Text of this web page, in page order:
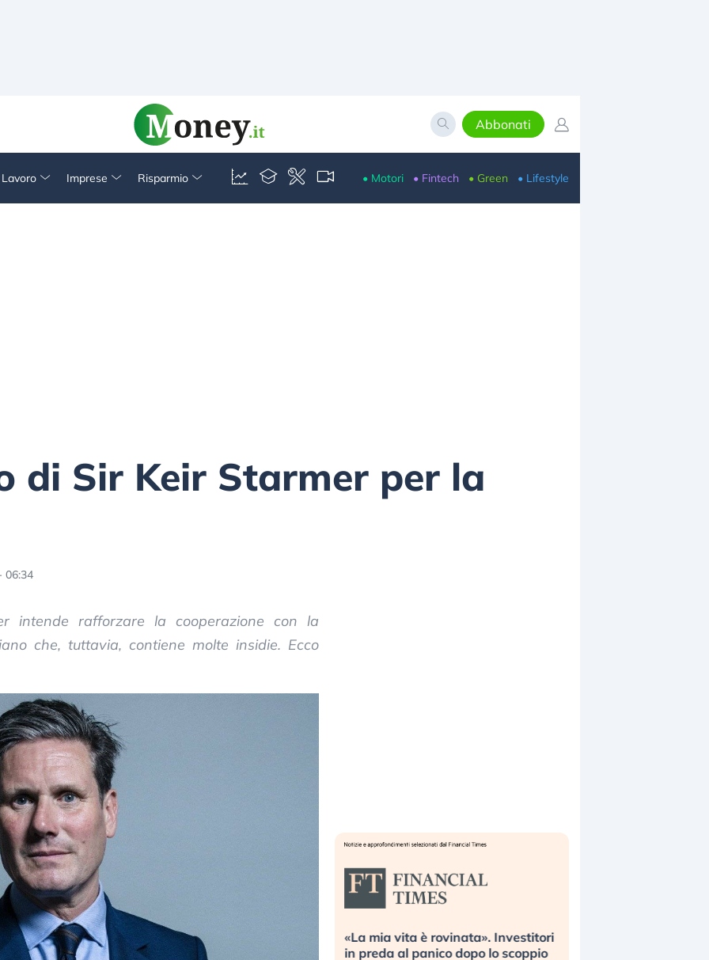
Abbonati
Imprese Risparmio • Motori • Fintech • Green • Lifestyle
di Sir Keir Starmer per la
06:34
intende rafforzare la cooperazione con la
che, tuttavia, contiene molte insidie. Ecco
Dalle valutazioni estreme alla
correzione. Cosa sta guidando il
«La mia vita è rovinata». Investitori
in preda al panico dopo lo scoppio